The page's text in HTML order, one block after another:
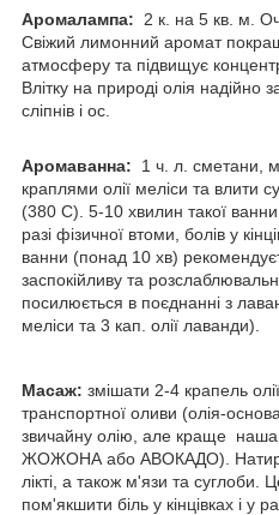
Аромалампа: 2 к. на 5 кв. м.
Свіжий лимонний аромат
атмосферу та підвищує
Влітку на природі олія надійно
сліпнів і ос.
Аромаванна: 1 ч. л. сметани,
краплями олії меліси та влити
(380 С). 5-10 хвилин такої
разі фізичної втоми, болів у
ванни (понад 10 хв)
заспокійливу та
посилюється в поєднанні з
меліси та 3 кап. олії лаванди).
Масаж: змішати 2-4 крапель
транспортної оливи (олія-
звичайну олію, але краще наша
ЖОЖОНА або АВОКАДО).
лікті, а також м'язи та суглоби.
пом'якшити біль у кінцівках і у